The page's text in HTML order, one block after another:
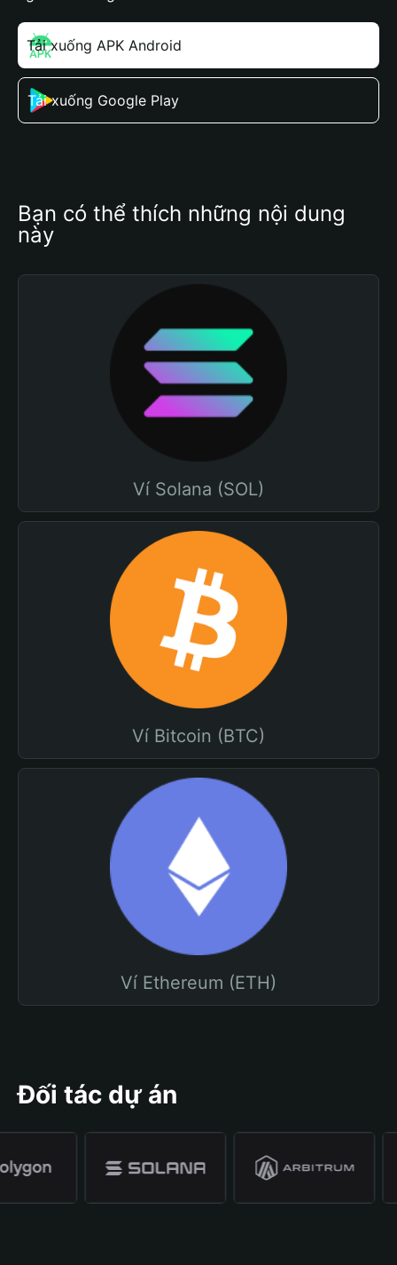
Tải xuống APK Android
Tải xuống Google Play
Bạn có thể thích những nội dung
này
Ví Solana (SOL)
Ví Bitcoin (BTC)
Ví Ethereum (ETH)
Đối tác dự án